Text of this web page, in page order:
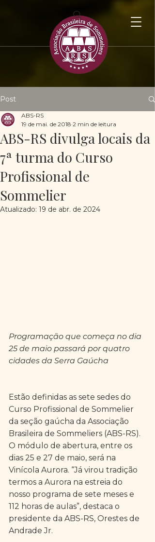
Post
ABS-RS divulga locais da
7ª turma do Curso
Profissional de
Sommelier
ABS-RS
19 de mai. de 2018 2 min de leitura
Atualizado: 19 de abr. de 2024
Programação que começa no dia
25 de maio passará por quatro
cidades da Serra Gaúcha
Estão definidas as sete sedes do
Curso Profissional de Sommelier
da seção gaúcha da Associação
Brasileira de Sommeliers (ABS-RS).
O módulo de abertura, entre os
dias 25 e 27 de maio, será na
Vinícola Aurora. “Já virou tradição
termos a Aurora na estreia do
nosso programa de sete meses e
112 horas de aulas”, destaca o
presidente da ABS-RS, Orestes de
Andrade Jr.